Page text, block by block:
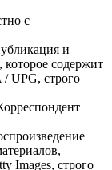
с
и
содержит
UPG, строго
Images, строго